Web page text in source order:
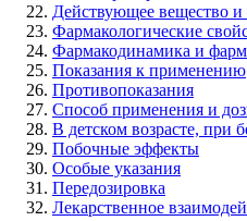
Действующее вещество и
Фармакологические
Фармакодинамика и
Показания к применению
Противопоказания
Способ применения и
В детском возрасте, при
Побочные эффекты
Особые указания
Передозировка
Лекарственное